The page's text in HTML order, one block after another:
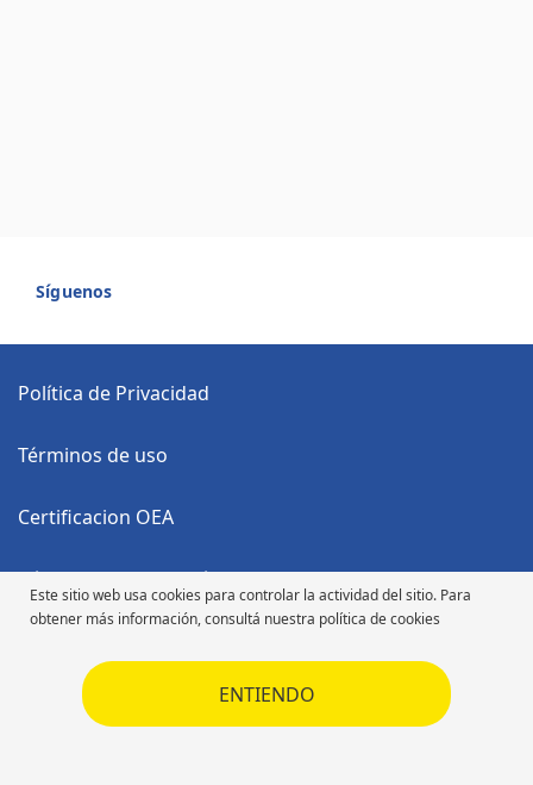
Este sitio web usa cookies para controlar la actividad del sitio. Para
obtener más información, consultá nuestra política de cookies
ENTIENDO
Síguenos
Política de Privacidad
Términos de uso
Certificacion OEA
Código Anticorrupción
Código de Ética